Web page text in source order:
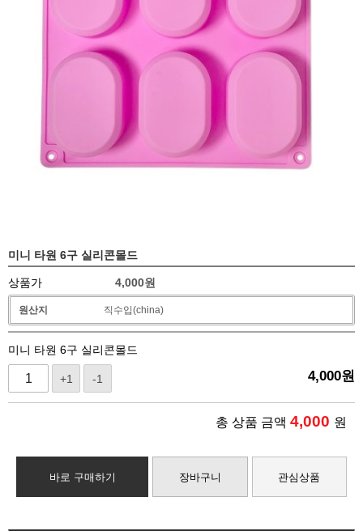
미니 타원 6구 실리콘몰드
상품가 4,000원
원산지 직수입(china)
미니 타원 6구 실리콘몰드
+1 -1 4,000원
총 상품 금액 4,000 원
바로 구매하기 장바구니 관심상품